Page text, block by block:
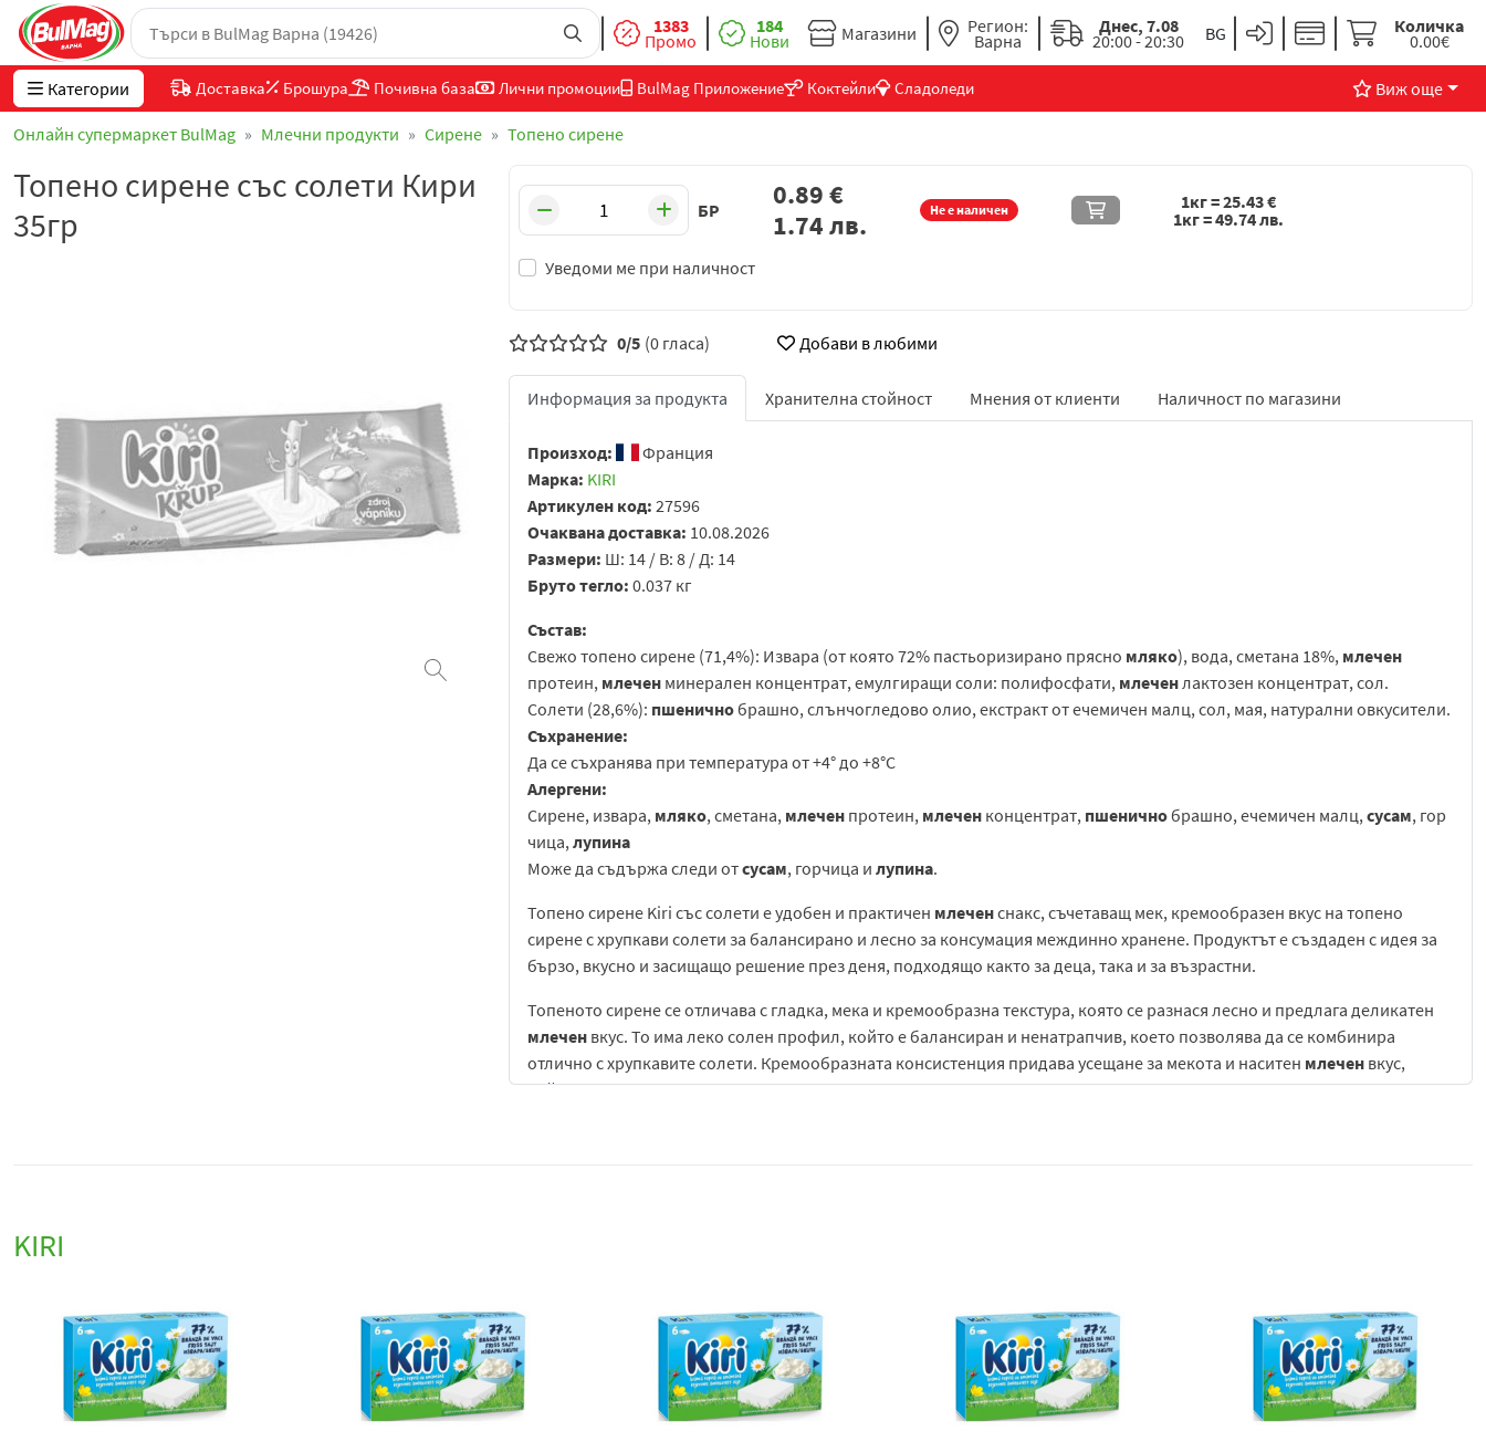
1383
Промо
184
Нови Магазини Регион:
Варна
Днес, 7.08
20:00 - 20:30
Количка
0.00€
Категории Доставка Брошура Почивна база Лични промоции BulMag Приложение Коктейли Сладоледи Виж още
Онлайн супермаркет BulMag Млечни продукти Сирене Топено сирене
Топено сирене със солети Кири
35гр
БР Не е наличен
Уведоми ме при наличност
0.89€
1.74лв.
1кг =25.43€
1кг =49.74лв.
0/5 (0 гласа) Добави в любими
Информация за продукта Хранителна стойност Мнения от клиенти Наличност по магазини
Произход:
Франция
Марка: KIRI
Артикулен код: 27596
Очаквана доставка: 10.08.2026
Размери: Ш: 14 / В: 8 / Д: 14
Бруто тегло: 0.037 кг
Състав:
Свежо топено сирене (71,4%): Извара (от която 72% пастьоризирано прясно мляко), вода, сметана 18%, млечен
протеин, млечен минерален концентрат, емулгиращи соли: полифосфати, млеченлактозен концентрат, сол.
Солети (28,6%): пшеничнобрашно, слънчогледово олио, екстракт от ечемичен малц, сол, мая, натурални овкусители.
Съхранение:
Да се съхранява при температура от +4° до +8°C
Алергени:
Сирене, извара, мляко, сметана, млечен протеин, млечен концентрат, пшеничнобрашно, ечемичен малц,сусам, гор
чица,лупина
Може да съдържа следи отсусам, горчица и лупина.
Топено сирене Kiri със солети е удобен и практичен млеченснакс, съчетаващ мек, кремообразен вкус на топено
сирене с хрупкави солети за балансирано и лесно за консумация междинно хранене. Продуктът е създаден с идея за
бързо, вкусно и засищащо решение през деня, подходящо както за деца, така и за възрастни.
Топеното сирене се отличава с гладка, мека и кремообразна текстура, която се разнася лесно и предлага деликатен
млечен вкус. То има леко солен профил, който е балансиран и ненатрапчив, което позволява да се комбинира
отлично с хрупкавите солети. Кремообразната консистенция придава усещане за мекота и наситен млечен вкус,
който е характерен за марката и прави продукта лесен за консумация директно от опаковката.
Съчетавайки мекмлеченвкус и хрупкави солети, този продукт предлага балансирана и засищаща закуска, която
съчетава удобство, вкус и практичност в едно компактно решение.
Сибила 2000 ЕООД, гр. София 1839, квартал Враждебна, ул. Батареята 117, тел: +359 8 9788 22 53, e-mail:
sibila2000@abv.bg,www.slc.bg
KIRI